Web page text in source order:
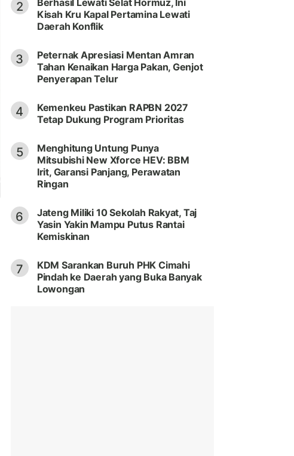
2
Berhasil Lewati Selat Hormuz, Ini
Kisah Kru Kapal Pertamina Lewati
Daerah Konflik
3
Peternak Apresiasi Mentan Amran
Tahan Kenaikan Harga Pakan, Genjot
Penyerapan Telur
4
Kemenkeu Pastikan RAPBN 2027
Tetap Dukung Program Prioritas
5
Menghitung Untung Punya
Mitsubishi New Xforce HEV: BBM
Irit, Garansi Panjang, Perawatan
Ringan
6
Jateng Miliki 10 Sekolah Rakyat, Taj
Yasin Yakin Mampu Putus Rantai
Kemiskinan
7
KDM Sarankan Buruh PHK Cimahi
Pindah ke Daerah yang Buka Banyak
Lowongan